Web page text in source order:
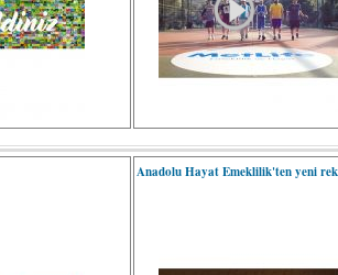
Anadolu Hayat Emeklilik'ten yeni